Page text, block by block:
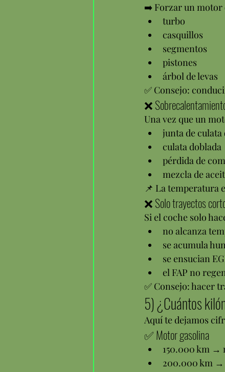
➡️ Forzar un motor
turbo
casquillos
segmentos
pistones
árbol de levas
✅ Consejo:
❌
Una vez que un
junta de culata
culata doblada
pérdida de
mezcla de
📌 La temperatura
❌ Solo trayectos
Si el coche solo
no alcanza
se acumula
se ensucian
el FAP no
✅ Consejo: hacer
5) ¿Cuántos
Aquí te dejamos
✅ Motor gasolina
150.000 km →
200.000 km →